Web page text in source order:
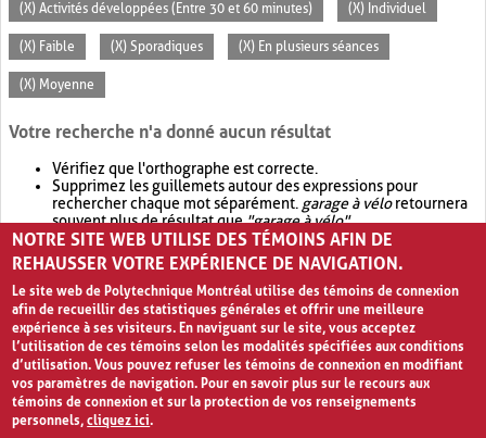
(X) Activités développées (Entre 30 et 60 minutes) (X) Individuel
(X) Faible (X) Sporadiques (X) En plusieurs séances
(X) Moyenne
Votre recherche n'a donné aucun résultat
Vérifiez que l'orthographe est correcte.
Supprimez les guillemets autour des expressions pour
rechercher chaque mot séparément. garage à véloretournera
souvent plus de résultat que"garage à vélo".
Envisagez d'élargir votre recherche avec OR.garage OR vélo
retournera souvent plus de résultat quegarage à vélo
NOTRE SITE WEB UTILISE DES TÉMOINS AFIN DE
REHAUSSER VOTRE EXPÉRIENCE DE NAVIGATION.
Le site web de Polytechnique Montréal utilise des témoins de connexion
afin de recueillir des statistiques générales et offrir une meilleure
expérience à ses visiteurs. En naviguant sur le site, vous acceptez
l’utilisation de ces témoins selon les modalités spécifiées aux conditions
d’utilisation. Vous pouvez refuser les témoins de connexion en modifiant
vos paramètres de navigation. Pour en savoir plus sur le recours aux
témoins de connexion et sur la protection de vos renseignements
personnels,cliquez ici.